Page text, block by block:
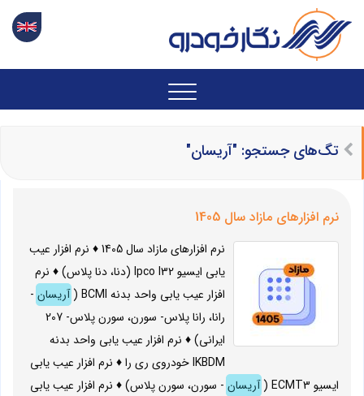
تگ‌های جستجو: "آریسان"
نرم افزارهای مازاد سال 1405
نرم افزارهای مازاد سال 1405 ♦ نرم افزار عیب
یابی ایسیو Ipco I32 (دنا، دنا پلاس) ♦ نرم
افزار عیب یابی واحد بدنه BCMI (
آریسان -
رانا، رانا پلاس- سورن، سورن پلاس- 207
ایرانی) ♦ نرم افزار عیب یابی واحد بدنه
IKBDM خودروی ری را ♦ نرم افزار عیب یابی
ایسیو ECMT3 (
آریسان - سورن، سورن پلاس) ♦ نرم افزار عیب یابی